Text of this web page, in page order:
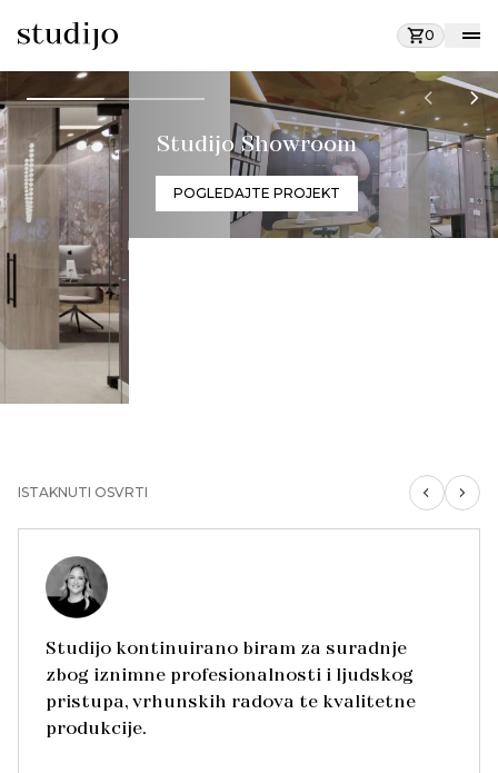
0
Studijo Showroom
POGLEDAJTE PROJEKT
ISTAKNUTI OSVRTI
Studijo kontinuirano biram za suradnje
zbog iznimne profesionalnosti i ljudskog
pristupa, vrhunskih radova te kvalitetne
produkcije.